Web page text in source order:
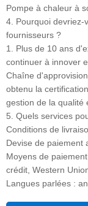
Pompe à chaleur à
4. Pourquoi devriez-
fournisseurs ?
1. Plus de 10 ans
continuer à innover
Chaîne
obtenu la
gestion de la qualité
5. Quels services
Conditions de
Devise de paiement
Moyens de
crédit, Western
Langues parlées :